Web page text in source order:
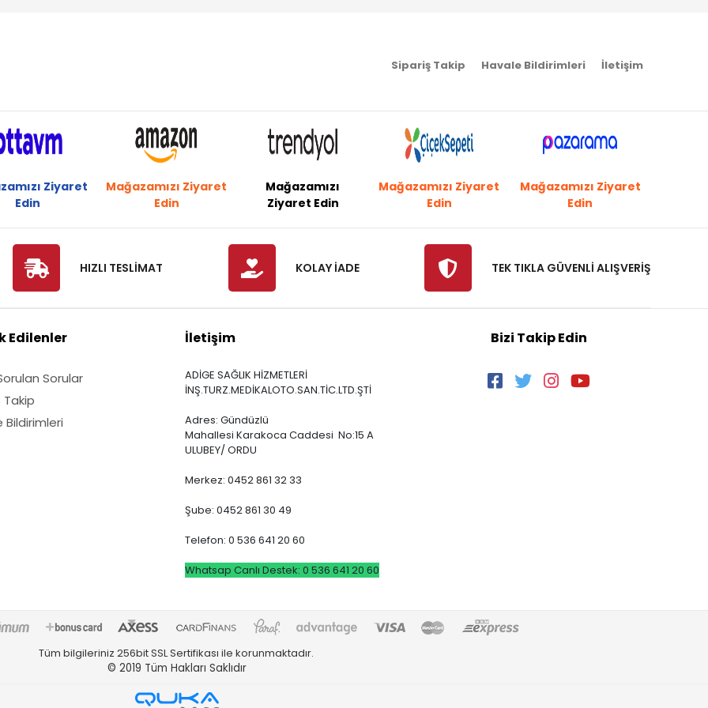
Sipariş Takip Havale Bildirimleri İletişim
Ziyaret
Edin
Mağazamızı Ziyaret
Edin
Mağazamızı
Ziyaret Edin
Mağazamızı Ziyaret
Edin
Mağazamızı Ziyaret
Edin
HIZLI TESLİMAT KOLAY İADE TEK TIKLA GÜVENLİ ALIŞVERİŞ
Edilenler
Sorular
Takip
Bildirimleri
İletişim
ADİGE SAĞLIK HİZMETLERİ
İNŞ.TURZ.MEDİKALOTO.SAN.TİC.LTD.ŞTİ
Adres: Gündüzlü
Mahallesi Karakoca Caddesi No:15 A
ULUBEY/ ORDU
Merkez: 0452 861 32 33
Şube: 0452 861 30 49
Telefon: 0 536 641 20 60
Whatsap Canlı Destek: 0 536 641 20 60
Bizi Takip Edin
Tüm bilgileriniz 256bit SSL Sertifikası ile korunmaktadır.
© 2019 Tüm Hakları Saklıdır